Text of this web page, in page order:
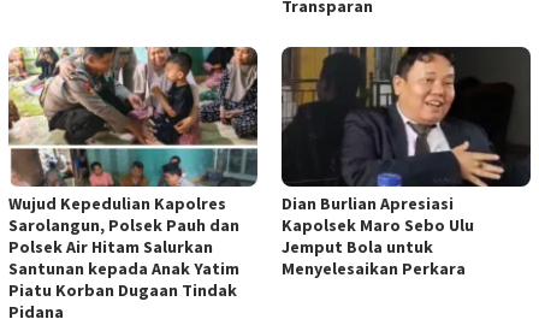
Transparan
Wujud Kepedulian Kapolres
Sarolangun, Polsek Pauh dan
Polsek Air Hitam Salurkan
Santunan kepada Anak Yatim
Piatu Korban Dugaan Tindak
Pidana
Dian Burlian Apresiasi
Kapolsek Maro Sebo Ulu
Jemput Bola untuk
Menyelesaikan Perkara